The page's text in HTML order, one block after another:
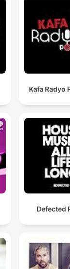
Kafa Radyo
Defected